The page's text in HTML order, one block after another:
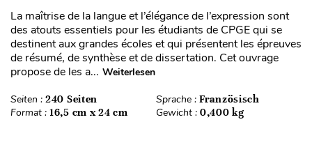
La maîtrise de la langue et l’élégance de l’expression sont
des atouts essentiels pour les étudiants de CPGE qui se
destinent aux grandes écoles et qui présentent les épreuves
de résumé, de synthèse et de dissertation. Cet ouvrage
propose de les a... Weiterlesen
Seiten : 240 Seiten Sprache : Französisch
Format : 16,5 cm x 24 cm Gewicht : 0,400 kg